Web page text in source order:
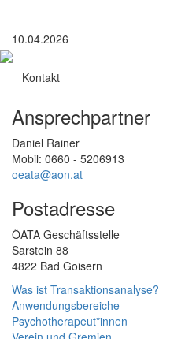
10.04.2026
Kontakt
Ansprechpartner
Daniel Rainer
Mobil: 0660 - 5206913
oeata@aon.at
Postadresse
ÖATA Geschäftsstelle
Sarstein 88
4822 Bad Goisern
Was ist Transaktionsanalyse?
Anwendungsbereiche
Psychotherapeut*innen